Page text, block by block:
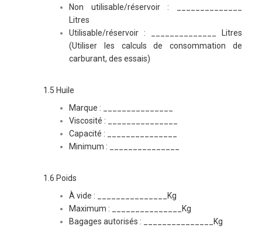
Non utilisable/réservoir : ______________
Litres
Utilisable/réservoir : ______________ Litres
(Utiliser les calculs de consommation de
carburant, des essais)
1.5 Huile
Marque : _______________
Viscosité : _______________
Capacité : _______________
Minimum : _______________
1.6 Poids
À vide : _______________Kg
Maximum : _______________Kg
Bagages autorisés : _______________Kg